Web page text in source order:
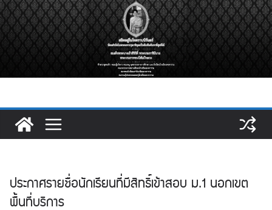
Skip
to
content
ประกาศรายชื่อนักเรียนที่มีสิทธิ์เข้าสอบ ม.1 นอกเขต
พื้นที่บริการ